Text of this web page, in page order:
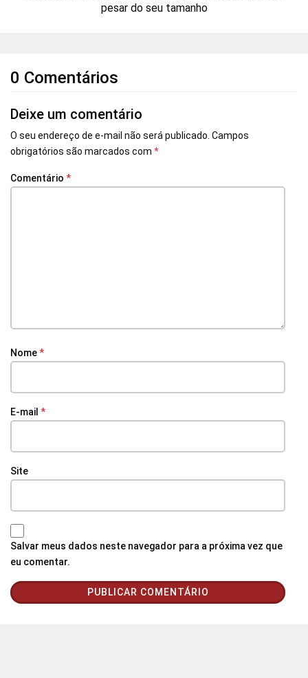
pesar do seu tamanho
0 Comentários
Deixe um comentário
O seu endereço de e-mail não será publicado. Campos
obrigatórios são marcados com *
Comentário *
Nome*
E-mail *
Site
Salvar meus dados neste navegador para a próxima vez que
eu comentar.